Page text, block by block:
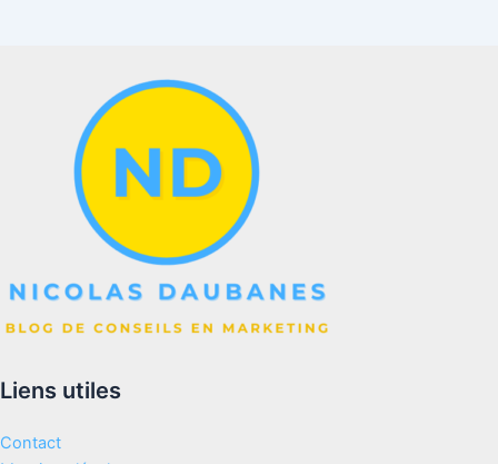
Liens utiles
Contact